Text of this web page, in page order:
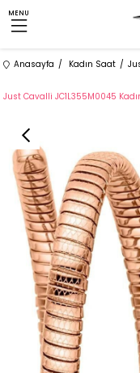
MENU
Anasayfa Kadın Saat
Just Cavalli JC1L355M0045